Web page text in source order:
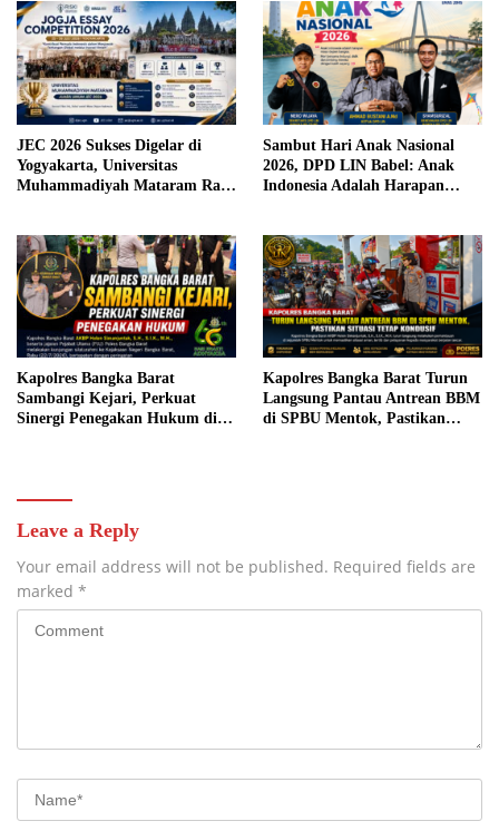
JEC 2026 Sukses Digelar di
Yogyakarta, Universitas
Muhammadiyah Mataram Raih
Sambut Hari Anak Nasional
2026, DPD LIN Babel: Anak
Indonesia Adalah Harapan
Kapolres Bangka Barat
Sambangi Kejari, Perkuat
Sinergi Penegakan Hukum di
Kapolres Bangka Barat Turun
Langsung Pantau Antrean BBM
di SPBU Mentok, Pastikan
Leave a Reply
Your email address will not be published. Required fields are
marked *